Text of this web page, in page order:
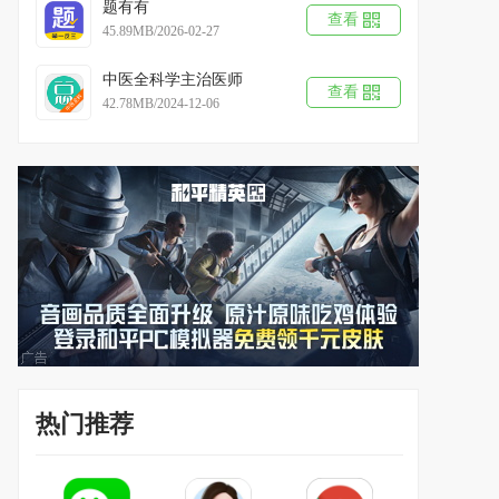
题有有
45.89MB/2026-02-27
查看
中医全科学主治医师
42.78MB/2024-12-06
查看
热门推荐